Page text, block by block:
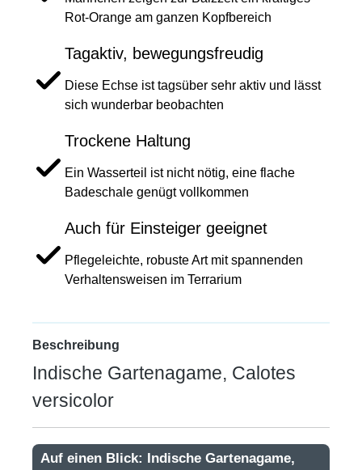
Rot-Orange am ganzen Kopfbereich
Tagaktiv, bewegungsfreudig
Diese Echse ist tagsüber sehr aktiv und lässt
sich wunderbar beobachten
Trockene Haltung
Ein Wasserteil ist nicht nötig, eine flache
Badeschale genügt vollkommen
Auch für Einsteiger geeignet
Pflegeleichte, robuste Art mit spannenden
Verhaltensweisen im Terrarium
Beschreibung
Indische Gartenagame, Calotes
versicolor
Auf einen Blick: Indische Gartenagame,